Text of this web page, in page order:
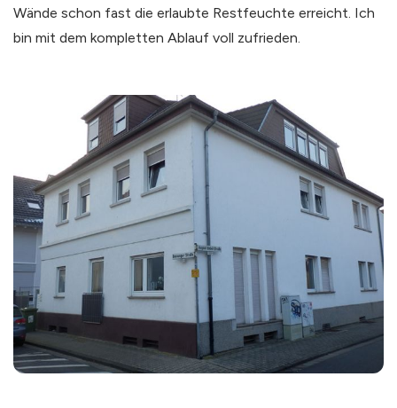
Wände schon fast die erlaubte Restfeuchte erreicht. Ich
bin mit dem kompletten Ablauf voll zufrieden.